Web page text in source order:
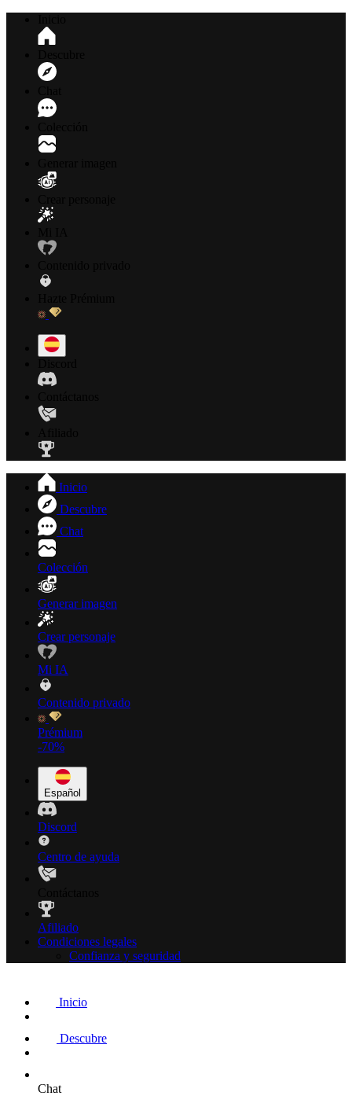
Inicio
Descubre
Chat
Colección
Generar imagen
Crear personaje
Mi IA
Contenido privado
Prémium
-70%
Español
Discord
Centro de ayuda
Afiliado
Condiciones legales
Confianza y seguridad
Inicio
Descubre
Chat